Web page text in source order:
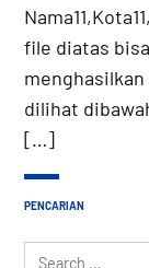
file diatas
dilihat
[…]
PENCARIAN
Search